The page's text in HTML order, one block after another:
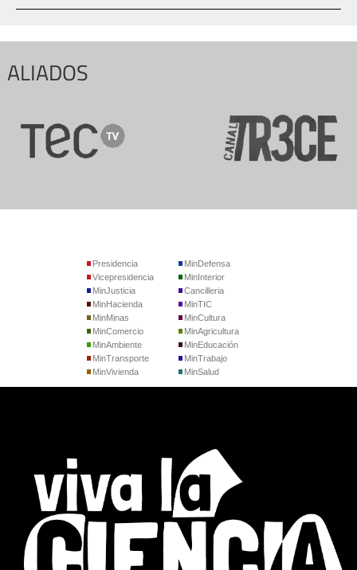
ALIADOS
Presidencia
Vicepresidencia
MinJusticia
MinDefensa
MinInterior
Cancilleria
MinHacienda
MinMinas
MinComercio
MinTIC
MinCultura
MinAgricultura
MinAmbiente
MinTransporte
MinVivienda
MinEducación
MinTrabajo
MinSalud